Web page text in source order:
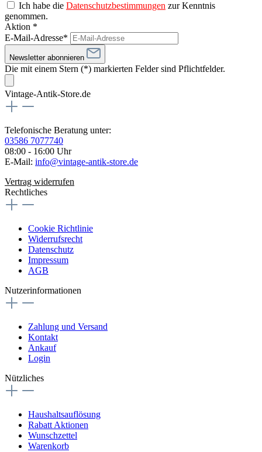
Ich habe die Datenschutzbestimmungen zur Kenntnis
genommen.
Aktion *
E-Mail-Adresse*
Newsletter abonnieren
Die mit einem Stern (*) markierten Felder sind Pflichtfelder.
Vintage-Antik-Store.de
Telefonische Beratung unter:
03586 7077740
08:00 - 16:00 Uhr
E-Mail: info@vintage-antik-store.de
Vertrag widerrufen
Rechtliches
Cookie Richtlinie
Widerrufsrecht
Datenschutz
Impressum
AGB
Nutzerinformationen
Zahlung und Versand
Kontakt
Ankauf
Login
Nützliches
Haushaltsauflösung
Rabatt Aktionen
Wunschzettel
Warenkorb